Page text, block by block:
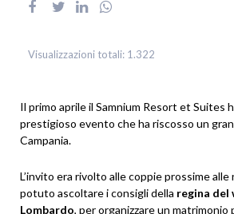
Visualizzazioni totali: 1.322
Il primo aprile il Samnium Resort et Suites
prestigioso evento che ha riscosso un
Campania.
L’invito era rivolto alle coppie prossime alle
potuto ascoltare i consigli della regina del
Lombardo, per organizzare un